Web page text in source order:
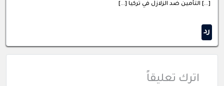
[…] التأمين ضد الزلازل في تركيا […]
رد
اترك تعليقاً